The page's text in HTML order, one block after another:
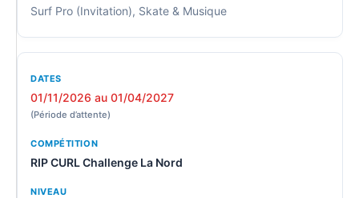
Surf Pro (Invitation), Skate & Musique
01/11/2026 au 01/04/2027
(Période d’attente)
RIP CURL Challenge La Nord